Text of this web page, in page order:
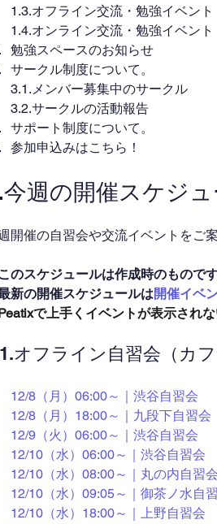
1.3.オフライン交流・勉強イベント
1.4.オンライン交流・勉強イベント
勉強スペースのお知らせ
サークル制度について。
3.1.メンバー募集中のサークル
3.2.サークルの活動報告
サポート制度について。
参加申込みはこちら！
今週の開催スケジ
開催の自習会や交流イベントをご
のスケジュールは作成時のもので
新の開催スケジュールは開催イベ
で上手くイベントが表示され
オフライン自習会（カ
12/8（月）06:00～｜渋谷自習会
12/8（月）18:00～｜九段下自習会
12/9（火）06:00～｜渋谷自習会
12/10（水）06:00～｜渋谷自習会
12/10（水）08:00～｜丸の内自習会
12/10（水）09:05～｜御茶ノ水自
12/10（水）18:00～｜上野自習会